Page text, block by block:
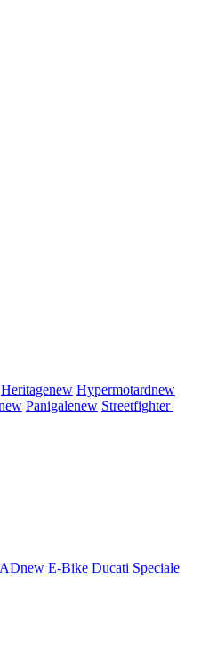
Heritagenew Hypermotardnew
Panigalenew Streetfighter
new E-Bike Ducati Speciale